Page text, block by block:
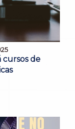
cursos de